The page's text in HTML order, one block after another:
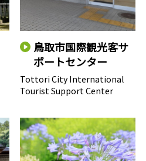
鳥取市国際観光客サ
ポートセンター
Tottori City International
Tourist Support Center